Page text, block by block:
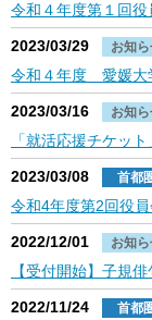
令和４年度第１回
2023/03/29 お知
令和４年度 愛媛大
2023/03/16 お知
「就活応援チケッ
2023/03/08 首都
令和4年度第2回役
2022/12/01 お知
【受付開始】子規
2022/11/24 首都